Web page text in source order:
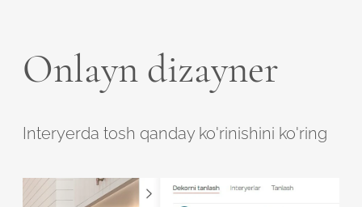
Onlayn dizayner
Interyerda tosh qanday ko'rinishini ko'ring